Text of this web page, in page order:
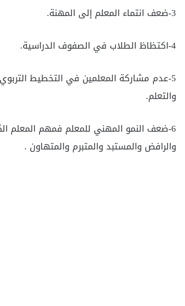
3-ضعف انتماء المعلم إلى المهنة.
4-اكتظاظ الطلاب في الصفوف الدراسية.
5-عدم مشاركة المعلمين في التخطيط
والتعلم.
6-ضعف النمو المهني للمعلم فمهم المعلم
والرافض والمستبد والمتبرم والمتهاون .